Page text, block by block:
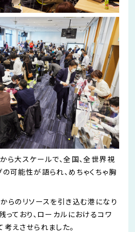
ら大スケールで、全国、全世界視
可能性が語られ、めちゃくちゃ胸
らのリソースを引き込む港になり
っており、ローカルにおけるコワ
えさせられました。